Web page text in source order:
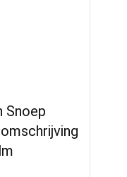
Snoep